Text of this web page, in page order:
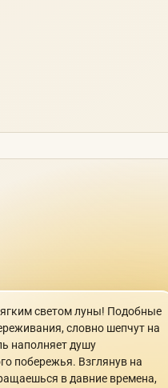
светом луны! Подобные
словно шепчут на
наполняет душу
побережья. Взглянув на
в давние времена,